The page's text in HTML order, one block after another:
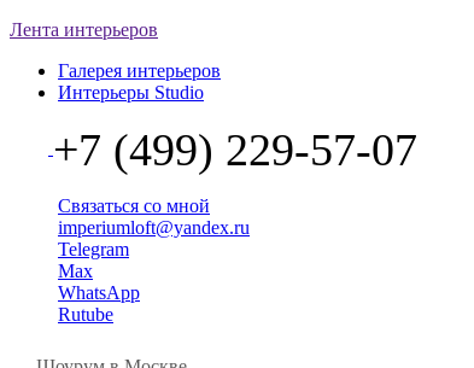
Лента интерьеров
Галерея интерьеров
Интерьеры Studio
+7 (499) 229-57-07
Связаться со мной
imperiumloft@yandex.ru
Telegram
Max
WhatsApp
Rutube